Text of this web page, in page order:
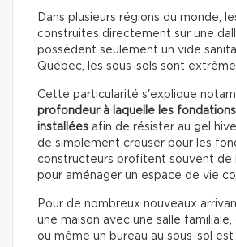
Dans plusieurs régions du monde,
construites directement sur une
possèdent seulement un vide
Québec, les sous-sols sont
Cette particularité s'explique
profondeur à laquelle les
installées afin de résister au gel
de simplement creuser pour les
constructeurs profitent souvent de
pour aménager un espace de vie
Pour de nombreux nouveaux
une maison avec une salle familiale,
ou même un bureau au sous-sol